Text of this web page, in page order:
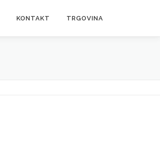
KONTAKT TRGOVINA